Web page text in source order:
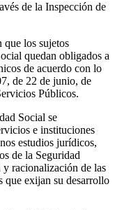
de la Inspección de
que los sujetos
quedan obligados a
de acuerdo con lo
de 22 de junio, de
Públicos.
Social se
e instituciones
estudios jurídicos,
de la Seguridad
racionalización de las
que exijan su desarrollo